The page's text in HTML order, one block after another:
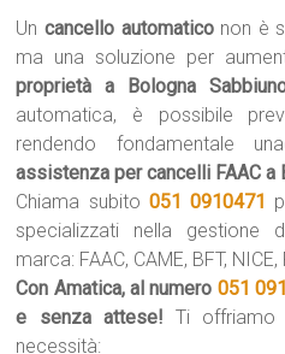
Uncancello automaticonon è
ma una soluzione per
proprietà a Bologna
automatica, è possibile
rendendo fondamentale
assistenza per cancelli FAAC a
Chiama subito 051 0910471
specializzati nella gestione
marca: FAAC, CAME, BFT,
Con Amatica, al numero 051
e senza attese! Ti offriamo
necessità: